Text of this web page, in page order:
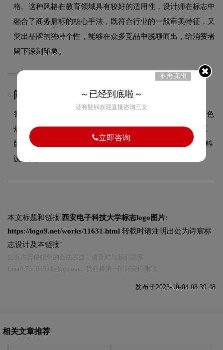
格。这种风格在教育领域具有较好的适用性，设计师在标志中
融合了商务盾标的核心手法，既符合行业的一般审美特征，又
突出品牌的独特个性，能够在众多竞品中脱颖而出，给消费者
留下深刻印象。
6. 问：VI设计包含哪些物料？
答：VI设计包含基础系统（LOGO规范、标准色规范、辅助色
规范、标准字体规范）和应用系统（名片、信封、信纸、工
牌、纸杯、手提袋、PPT模板、员工胸牌等全套企业视觉物料
设计）。
本文标题和链接 西安电子科技大学标志logo图片:
https://logo9.net/works/11631.html 转载时请注明出处为诗宸标
志设计及本链接!
发布于2023-10-04 08:39:48
相关文章推荐
不再弹出
～已经到底啦～
还有疑问欢迎直接咨询三文
立即咨询